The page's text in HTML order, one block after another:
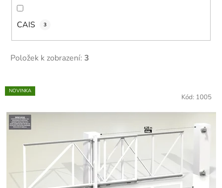
CAIS 3
Položek k zobrazení: 3
V
ý
p
NOVINKA
Kód: 1005